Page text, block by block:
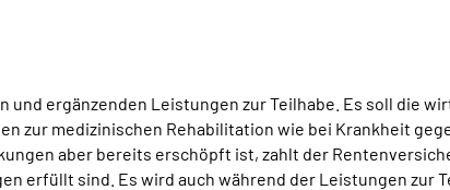
ergänzenden Leistungen zur Teilhabe. Es soll die
zur medizinischen Rehabilitation wie bei Krankheit
aber bereits erschöpft ist, zahlt der
erfüllt sind. Es wird auch während der Leistungen zur